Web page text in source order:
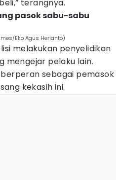
terangnya.
pasok sabu-sabu
Eko Agus Herianto)
melakukan penyelidikan
mengejar pelaku lain.
sebagai pemasok
kekasih ini.